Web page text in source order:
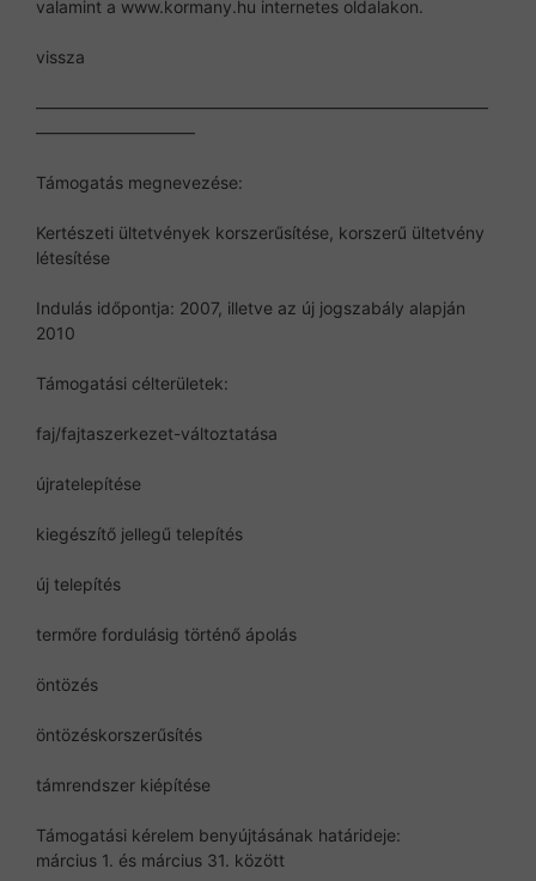
valamint a www.kormany.hu internetes oldalakon.
vissza
———————————————————————————
—————————–
Támogatás megnevezése:
Kertészeti ültetvények korszerűsítése, korszerű ültetvény
létesítése
Indulás időpontja: 2007, illetve az új jogszabály alapján
2010
Támogatási célterületek:
faj/fajtaszerkezet-változtatása
újratelepítése
kiegészítő jellegű telepítés
új telepítés
termőre fordulásig történő ápolás
öntözés
öntözéskorszerűsítés
támrendszer kiépítése
Támogatási kérelem benyújtásának határideje:
március 1. és március 31. között